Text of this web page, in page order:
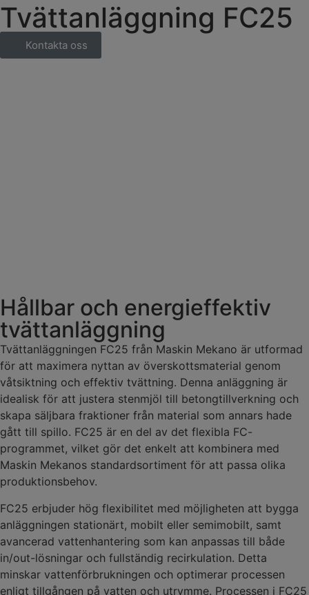
Tvättanläggning FC25
Kontakta oss
Hållbar och energieffektiv
tvättanläggning
Tvättanläggningen FC25 från Maskin Mekano är utformad
för att maximera nyttan av överskottsmaterial genom
våtsiktning och effektiv tvättning. Denna anläggning är
idealisk för att justera stenmjöl till betongtillverkning och
skapa säljbara fraktioner från material som annars hade
gått till spillo. FC25 är en del av det flexibla FC-
programmet, vilket gör det enkelt att kombinera med
Maskin Mekanos standardsortiment för att passa olika
produktionsbehov.
FC25 erbjuder hög flexibilitet med möjligheten att bygga
anläggningen stationärt, mobilt eller semimobilt, samt
avancerad vattenhantering som kan anpassas till både
in/out-lösningar och fullständig recirkulation. Detta
minskar vattenförbrukningen och optimerar processen
enligt tillgången på vatten och utrymme. Processen i FC25